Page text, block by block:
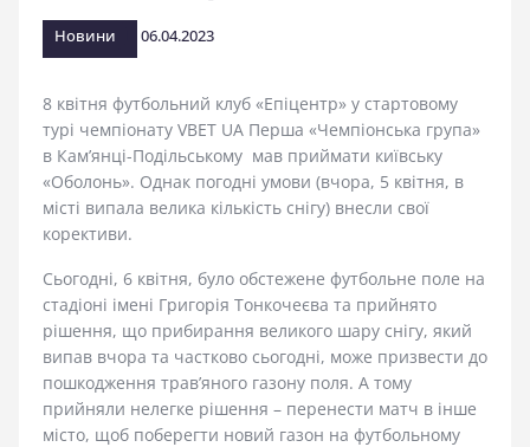
Новини 06.04.2023
8 квітня футбольний клуб «Епіцентр» у стартовому
турі чемпіонату VBET UA Перша «Чемпіонська група»
в Кам’янці-Подільському мав приймати київську
«Оболонь». Однак погодні умови (вчора, 5 квітня, в
місті випала велика кількість снігу) внесли свої
корективи.
Сьогодні, 6 квітня, було обстежене футбольне поле на
стадіоні імені Григорія Тонкочеєва та прийнято
рішення, що прибирання великого шару снігу, який
випав вчора та частково сьогодні, може призвести до
пошкодження трав’яного газону поля. А тому
прийняли нелегке рішення – перенести матч в інше
місто, щоб поберегти новий газон на футбольному